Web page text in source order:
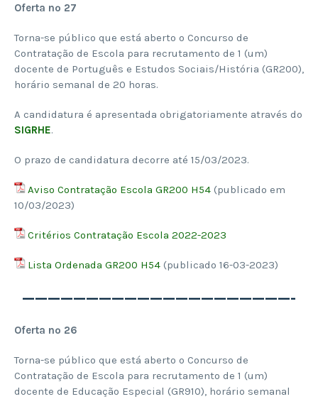
Oferta nº 27
Torna-se público que está aberto o Concurso de
Contratação de Escola para recrutamento de 1 (um)
docente de Português e Estudos Sociais/História (GR200),
horário semanal de 20 horas.
A candidatura é apresentada obrigatoriamente através do
SIGRHE.
O prazo de candidatura decorre até 15/03/2023.
Aviso Contratação Escola GR200 H54 (publicado em
10/03/2023)
Critérios Contratação Escola 2022-2023
Lista Ordenada GR200 H54 (publicado 16-03-2023)
—————————————————————-
Oferta nº 26
Torna-se público que está aberto o Concurso de
Contratação de Escola para recrutamento de 1 (um)
docente de Educação Especial (GR910), horário semanal